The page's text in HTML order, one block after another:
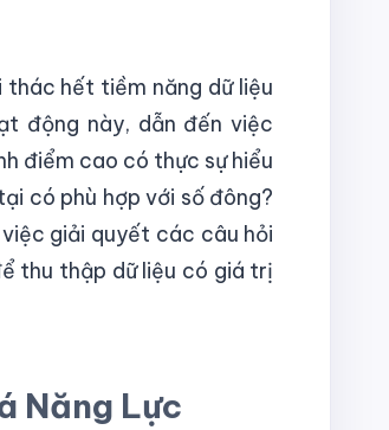
thác hết tiềm năng dữ liệu
động này, dẫn đến việc
điểm cao có thực sự hiểu
có phù hợp với số đông?
giải quyết các câu hỏi
thu thập dữ liệu có giá trị
Năng Lực